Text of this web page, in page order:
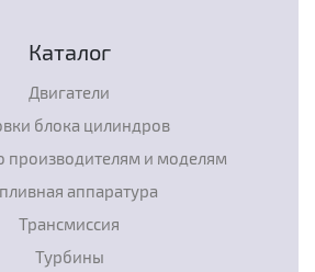
Каталог
Двигатели
блока цилиндров
производителям и моделям
аппаратура
Трансмиссия
Турбины